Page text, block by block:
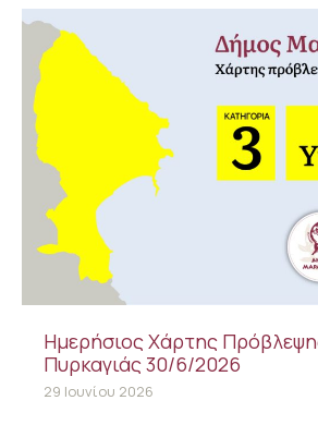
Ημερήσιος Χάρτης
Πυρκαγιάς 30/6/2026
29 Ιουνίου 2026